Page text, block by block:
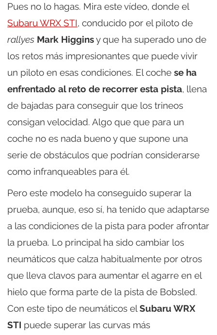
Pues no lo hagas. Mira este vídeo, donde el
Subaru WRX STI, conducido por el piloto de
rallyes Mark Higginsy que ha superado uno de
los retos más impresionantes que puede vivir
un piloto en esas condiciones. El coche se ha
enfrentado al reto de recorrer esta pista, llena
de bajadas para conseguir que los trineos
consigan velocidad. Algo que que para un
coche no es nada bueno y que supone una
serie de obstáculos que podrían considerarse
como infranqueables para él.
Pero este modelo ha conseguido superar la
prueba, aunque, eso sí, ha tenido que adaptarse
a las condiciones de la pista para poder afrontar
la prueba. Lo principal ha sido cambiar los
neumáticos que calza habitualmente por otros
que lleva clavos para aumentar el agarre en el
hielo que forma parte de la pista de Bobsled.
Con este tipo de neumáticos elSubaru WRX
STI puede superar las curvas más